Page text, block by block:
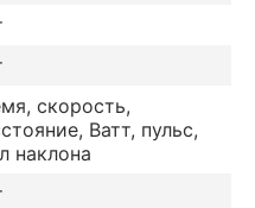
скорость,
Ватт, пульс,
наклона